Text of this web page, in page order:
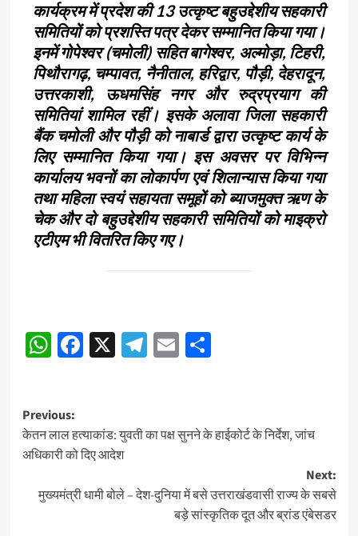
कार्यक्रम में प्रदेश की 13 उत्कृष्ट बहुउद्देशीय सहकारी
समितियों को प्रशस्ति पत्र देकर सम्मानित किया गया।
इनमें गोपेश्वर (चमोली) सहित बागेश्वर, अल्मोड़ा, टिहरी,
पिथौरागढ़, चम्पावत, नैनीताल, हरिद्वार, पौड़ी, देहरादून,
उत्तरकाशी, ऊधमसिंह नगर और रुद्रप्रयाग की
समितियां शामिल रहीं। इसके अलावा जिला सहकारी
बैंक चमोली और पौड़ी को नाबार्ड द्वारा उत्कृष्ट कार्य के
लिए सम्मानित किया गया। इस अवसर पर विभिन्न
कार्यालय भवनों का लोकार्पण एवं शिलान्यास किया गया
तथा महिला स्वयं सहायता समूहों को ब्याजमुक्त ऋण के
चेक और दो बहुउद्देशीय सहकारी समितियों को माइक्रो
एटीएम भी वितरित किए गए।
Post
navigation
WhatsApp
Facebook
X Telegram
EmailShare
Post
navigation
Previous:
केतन लाल हत्याकांड: युवती का पक्ष सुनने के हाईकोर्ट के निर्देश, जांच
अधिकारी को दिए आदेश
Next:
मुख्यमंत्री धामी बोले – देश-दुनिया में बसे उत्तराखंडवासी राज्य के सबसे
बड़े सांस्कृतिक दूत और ब्रांड एंबेसडर